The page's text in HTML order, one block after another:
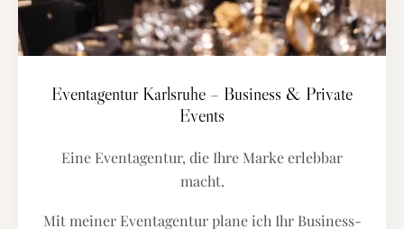
Eventagentur Karlsruhe – Business & Private
Events
Eine Eventagentur, die Ihre Marke erlebbar
macht.
Mit meiner Eventagentur plane ich Ihr Business-